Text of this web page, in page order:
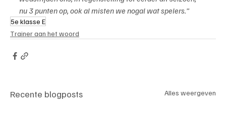
nu 3 punten op, ook al misten we nogal wat spelers.”
5e klasse E
Trainer aan het woord
Recente blogposts Alles weergeven